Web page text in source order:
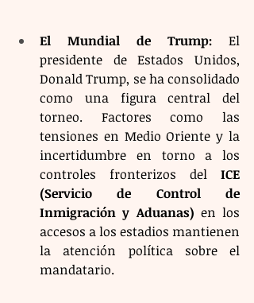
El Mundial de Trump: El
presidente de Estados Unidos,
Donald Trump, se ha consolidado
como una figura central del
torneo. Factores como las
tensiones en Medio Oriente y la
incertidumbre en torno a los
controles fronterizos del ICE
(Servicio de Control de
Inmigración y Aduanas) en los
accesos a los estadios mantienen
la atención política sobre el
mandatario.